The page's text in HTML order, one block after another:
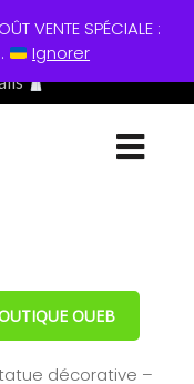
13 60
OUEB
décorative –
VENTE SPÉCIALE :
Ignorer